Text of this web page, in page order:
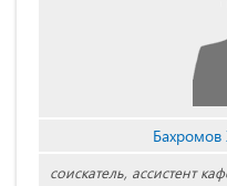
соискатель, ассистент